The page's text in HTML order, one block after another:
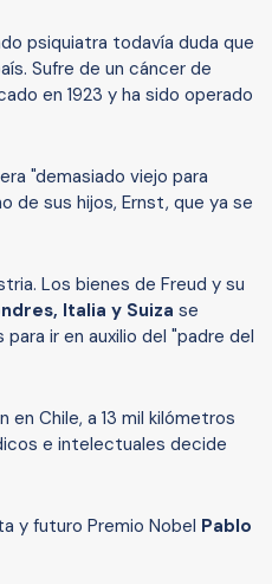
psiquiatra todavía duda que
Sufre de un cáncer de
en 1923 y ha sido operado
"demasiado viejo para
de sus hijos, Ernst, que ya se
Los bienes de Freud y su
Italia y Suiza se
ir en auxilio del "padre del
en Chile, a 13 mil kilómetros
e intelectuales decide
y futuro Premio Nobel Pablo